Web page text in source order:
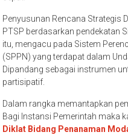
cepat.
Penyusunan Rencana Strategis
PTSP berdasarkan pendekatan
itu, mengacu pada Sistem
(SPPN) yang terdapat dalam
partisipatif.
Dalam rangka memantapkan